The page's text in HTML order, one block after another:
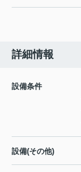
詳細情報
設備条件
設備(その他)